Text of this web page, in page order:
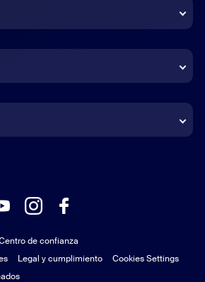
de confianza
Legal y cumplimiento
Cookies Settings